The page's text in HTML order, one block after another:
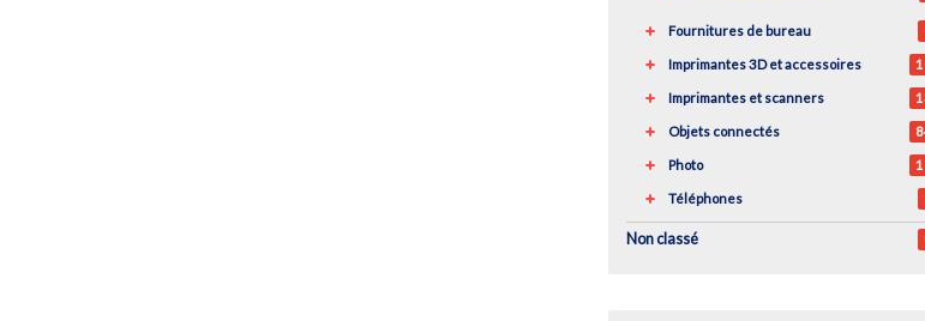
Fournitures de bureau
Imprimantes 3D et accessoires
Imprimantes et scanners
Objets connectés
Photo
Téléphones
Non classé